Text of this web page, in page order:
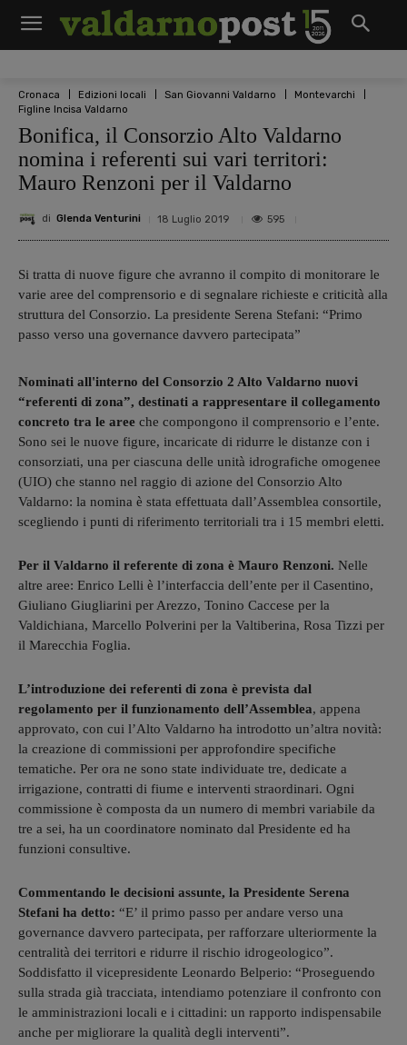
Cronaca Edizioni locali San Giovanni Valdarno
Montevarchi
Figline Incisa Valdarno
Bonifica, il Consorzio Alto Valdarno
nomina i referenti sui vari territori:
Mauro Renzoni per il Valdarno
di Glenda Venturini 18 Luglio 2019 595
Si tratta di nuove figure che avranno il compito di monitorare le
varie aree del comprensorio e di segnalare richieste e criticità alla
struttura del Consorzio. La presidente Serena Stefani: “Primo
passo verso una governance davvero partecipata”
Nominati all'interno del Consorzio 2 Alto Valdarno nuovi
“referenti di zona”, destinati a rappresentare il collegamento
concreto tra le aree che compongono il comprensorio e l’ente.
Sono sei le nuove figure, incaricate di ridurre le distanze con i
consorziati, una per ciascuna delle unità idrografiche omogenee
(UIO) che stanno nel raggio di azione del Consorzio Alto
Valdarno: la nomina è stata effettuata dall’Assemblea consortile,
scegliendo i punti di riferimento territoriali tra i 15 membri eletti.
Per il Valdarno il referente di zona è Mauro Renzoni. Nelle
altre aree: Enrico Lelli è l’interfaccia dell’ente per il Casentino,
Giuliano Giugliarini per Arezzo, Tonino Caccese per la
Valdichiana, Marcello Polverini per la Valtiberina, Rosa Tizzi per
il Marecchia Foglia.
L’introduzione dei referenti di zona è prevista dal
regolamento per il funzionamento dell’Assemblea, appena
approvato, con cui l’Alto Valdarno ha introdotto un’altra novità:
la creazione di commissioni per approfondire specifiche
tematiche. Per ora ne sono state individuate tre, dedicate a
irrigazione, contratti di fiume e interventi straordinari. Ogni
commissione è composta da un numero di membri variabile da
tre a sei, ha un coordinatore nominato dal Presidente ed ha
funzioni consultive.
Commentando le decisioni assunte, la Presidente Serena
Stefani ha detto: “E’ il primo passo per andare verso una
governance davvero partecipata, per rafforzare ulteriormente la
centralità dei territori e ridurre il rischio idrogeologico”.
Soddisfatto il vicepresidente Leonardo Belperio: “Proseguendo
sulla strada già tracciata, intendiamo potenziare il confronto con
le amministrazioni locali e i cittadini: un rapporto indispensabile
anche per migliorare la qualità degli interventi”.